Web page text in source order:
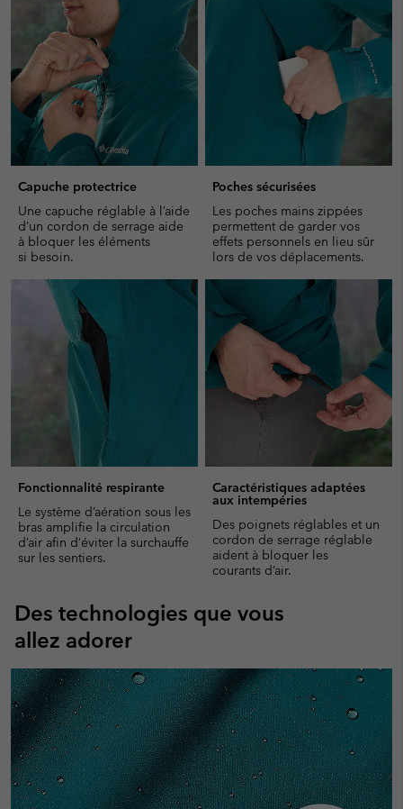
Capuche protectrice
Une capuche réglable à l’aide
d’un cordon de serrage aide
à bloquer les éléments
si besoin.
Poches sécurisées
Les poches mains zippées
permettent de garder vos
effets personnels en lieu sûr
lors de vos déplacements.
Fonctionnalité respirante
Le système d’aération sous les
bras amplifie la circulation
d’air afin d’éviter la surchauffe
sur les sentiers.
Caractéristiques adaptées
aux intempéries
Des poignets réglables et un
cordon de serrage réglable
aident à bloquer les
courants d’air.
Des technologies que vous
allez adorer